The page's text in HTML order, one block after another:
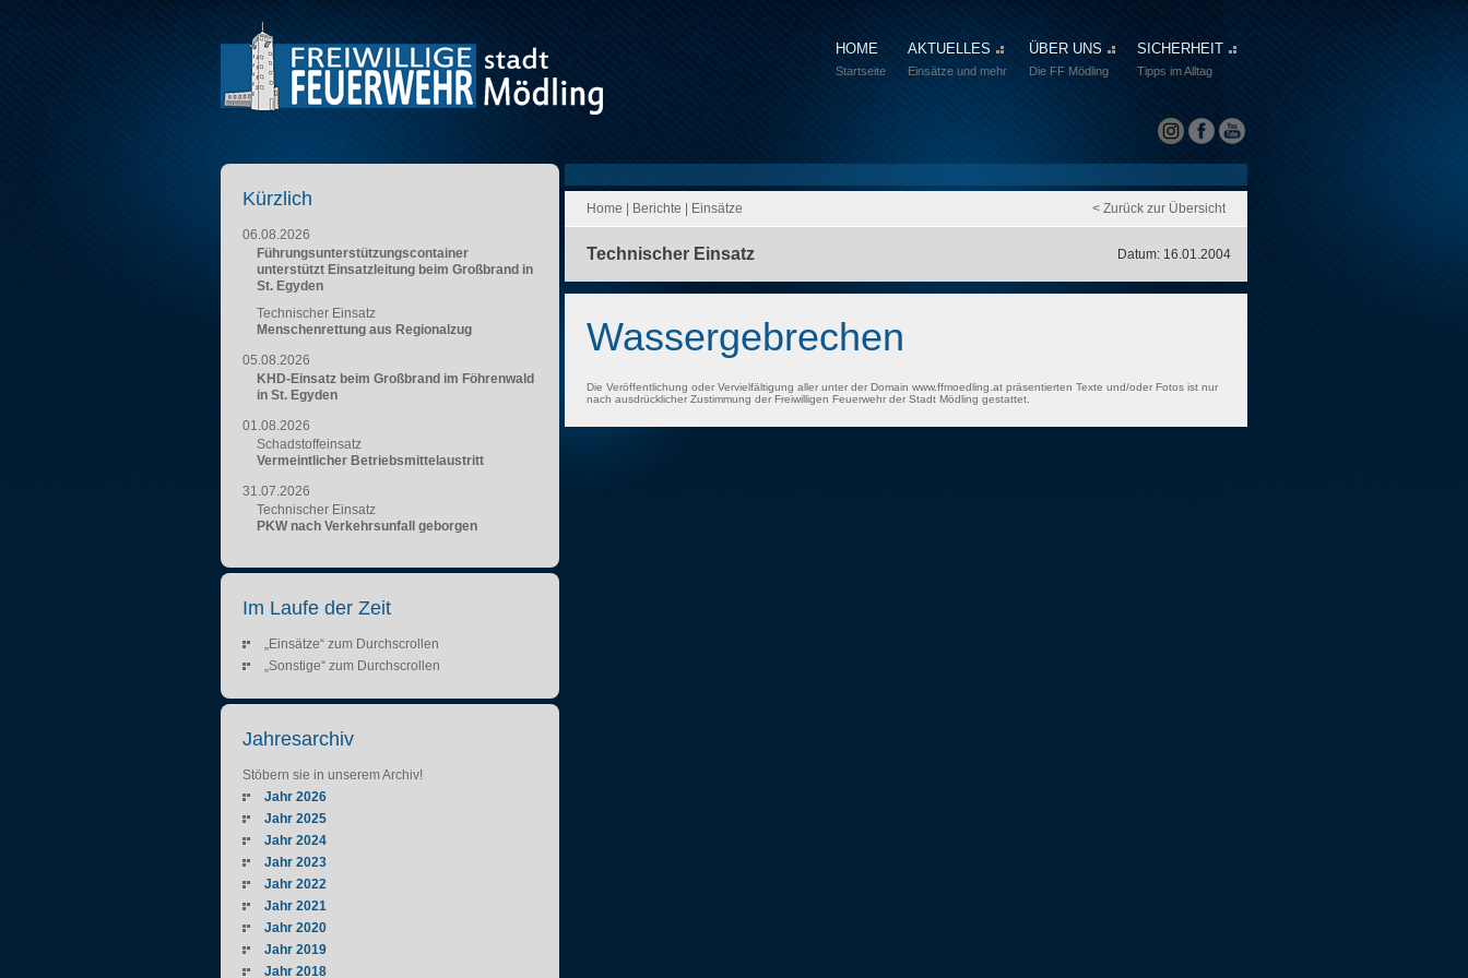
HOME
Startseite
AKTUELLES
Einsätze und mehr
ÜBER UNS
Die FF Mödling
SICHERHEIT
Tipps im Alltag
Home Berichte Einsätze < Zurück zur Übersicht
Technischer Einsatz Datum: 16.01.2004
Wassergebrechen
Die Veröffentlichung oder Vervielfältigung aller unter der Domain www.ffmoedling.at präsentierten Texte und/oder Fotos ist nur
nach ausdrücklicher Zustimmung der Freiwilligen Feuerwehr der Stadt Mödling gestattet.
Kürzlich
06.08.2026
Führungsunterstützungscontainer
unterstützt Einsatzleitung beim Großbrand in
St. Egyden
Technischer Einsatz
Menschenrettung aus Regionalzug
05.08.2026
KHD-Einsatz beim Großbrand im Föhrenwald
in St. Egyden
01.08.2026
Schadstoffeinsatz
Vermeintlicher Betriebsmittelaustritt
31.07.2026
Technischer Einsatz
PKW nach Verkehrsunfall geborgen
Im Laufe der Zeit
„Einsätze“ zum Durchscrollen
„Sonstige“ zum Durchscrollen
Jahresarchiv
Stöbern sie in unserem Archiv!
Jahr 2026
Jahr 2025
Jahr 2024
Jahr 2023
Jahr 2022
Jahr 2021
Jahr 2020
Jahr 2019
Jahr 2018